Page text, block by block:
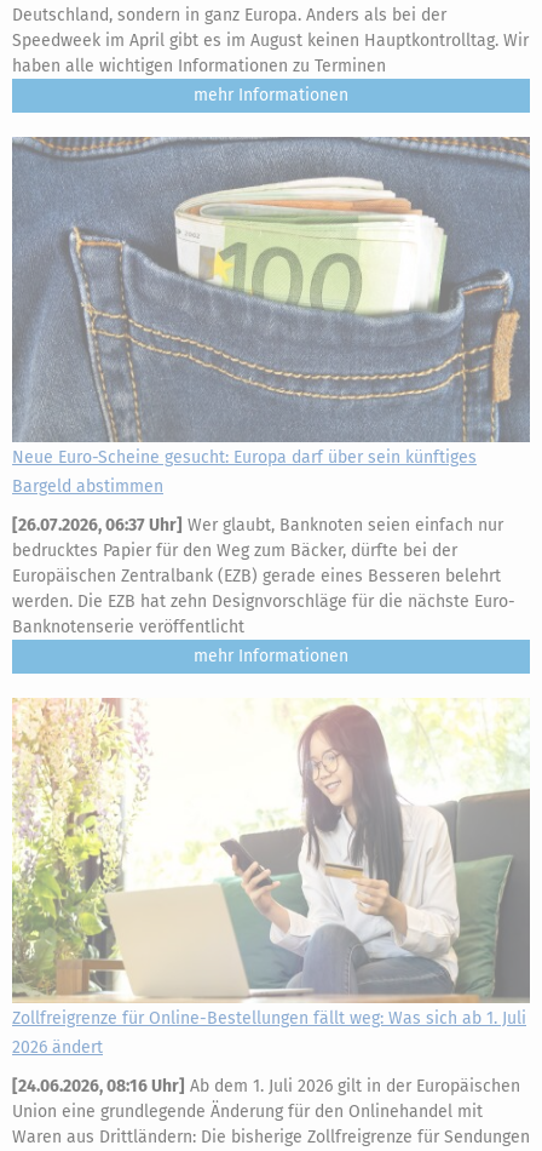
Deutschland, sondern in ganz Europa. Anders als bei der
Speedweek im April gibt es im August keinen Hauptkontrolltag. Wir
haben alle wichtigen Informationen zu Terminen
mehr
Neue Euro-Scheine gesucht: Europa darf über sein künftiges
Bargeld abstimmen
[26.07.2026, 06:37 Uhr] Wer glaubt, Banknoten seien einfach nur
bedrucktes Papier für den Weg zum Bäcker, dürfte bei der
Europäischen Zentralbank (EZB) gerade eines Besseren belehrt
werden. Die EZB hat zehn Designvorschläge für die nächste Euro-
Banknotenserie veröffentlicht
mehr
Zollfreigrenze für Online-Bestellungen fällt weg: Was sich ab 1. Juli
2026 ändert
[24.06.2026, 08:16 Uhr] Ab dem 1. Juli 2026 gilt in der Europäischen
Union eine grundlegende Änderung für den Onlinehandel mit
Waren aus Drittländern: Die bisherige Zollfreigrenze für Sendungen